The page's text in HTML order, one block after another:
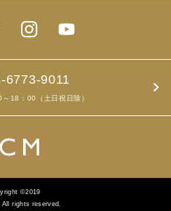
6773-9011
18：00（土日祝日除）
©2019
All rights reserved.